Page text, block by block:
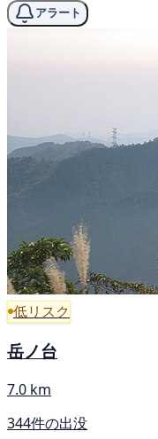
アラート
低リスク
岳ノ台
7.0 km
344件の出没